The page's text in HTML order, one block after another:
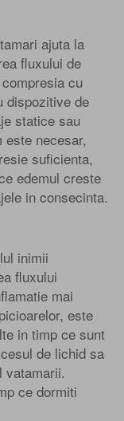
ajuta la
fluxului de
cu
dispozitive de
statice sau
necesar,
suficienta,
edemul creste
in consecinta.
inimii
fluxului
mai
este
in timp ce sunt
de lichid sa
vatamarii.
ce dormiti